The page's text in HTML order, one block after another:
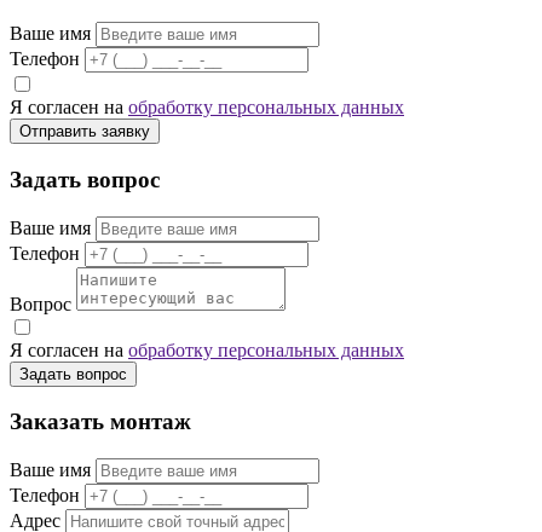
Ваше имя
Телефон
Я согласен на обработку персональных данных
Отправить заявку
Задать вопрос
Ваше имя
Телефон
Вопрос
Я согласен на обработку персональных данных
Задать вопрос
Заказать монтаж
Ваше имя
Телефон
Адрес